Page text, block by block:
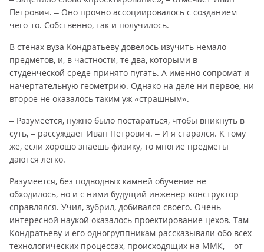
Петрович. – Оно прочно ассоциировалось с созданием
чего-то. Собственно, так и получилось.
В стенах вуза Кондратьеву довелось изучить немало
предметов, и, в частности, те два, которыми в
студенческой среде принято пугать. А именно сопромат и
начертательную геометрию. Однако на деле ни первое, ни
второе не оказалось таким уж «страшным».
– Разумеется, нужно было постараться, чтобы вникнуть в
суть, – рассуждает Иван Петрович. – И я старался. К тому
же, если хорошо знаешь физику, то многие предметы
даются легко.
Разумеется, без подводных камней обучение не
обходилось, но и с ними будущий инженер-конструктор
справлялся. Учил, зубрил, добивался своего. Очень
интересной наукой оказалось проектирование цехов. Там
Кондратьеву и его одногруппникам рассказывали обо всех
технологических процессах, происходящих на ММК, – от